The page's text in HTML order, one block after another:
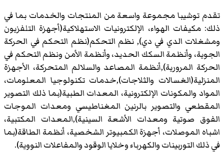
تقدم توشيبا مجموعة واسعة من المنتجات والخدمات بما في
ذلك: مكيفات الهواء، الإلكترونيات الاستهلاكية(أجهزة التلفزيون
ومشغلات الدي في دي), نظم التحكم(نظم التحكم في الحركة
الجوية، وأنظمة السكك الحديد، وأنظمة الأمن ونظم التحكم في
الحركة المرورية),أنظمة المصاعد والسلالم المتحركة، الأجهزة
المنزلية(الغسالات والثلاجات),خدمات تكنولوجيا المعلومات،
المواد والمكونات الإلكترونية، المعدات الطبية(بما ذلك التصوير
المقطعي والتصوير بالرنين المغناطيسي ومعدات الموجات
الفوق صوتية ومعدات الأشعة السينية),المعدات المكتبية،
اشباه الموصلات، أجهزة الكمبيوتر الشخصية، أنظمة الطاقة(بما
في ذلك التوربينات والكهرباء وخلايا الوقود والمفاعلات النووية).